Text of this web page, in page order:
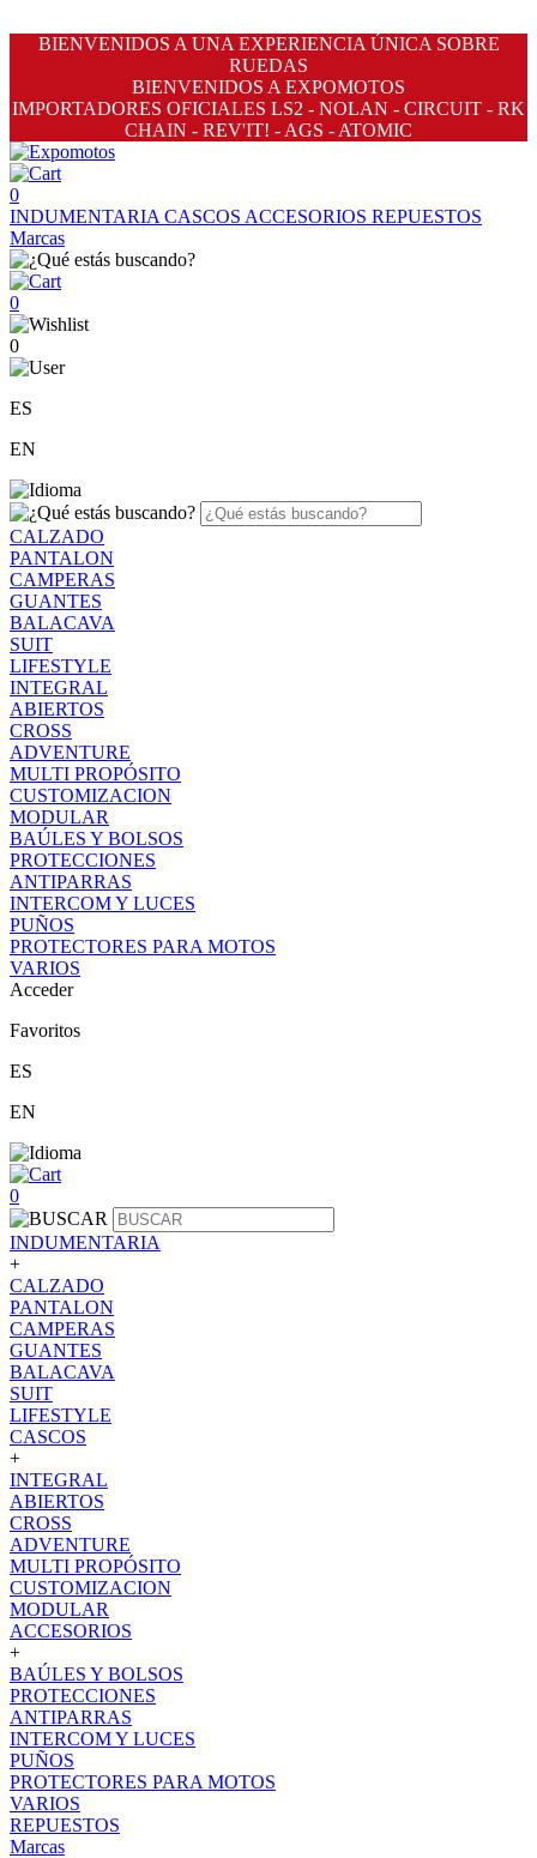
BIENVENIDOS A UNA EXPERIENCIA ÚNICA SOBRE
RUEDAS
BIENVENIDOS A EXPOMOTOS
IMPORTADORES OFICIALES LS2 - NOLAN - CIRCUIT - RK
CHAIN - REV'IT! - AGS - ATOMIC
0
INDUMENTARIA CASCOS ACCESORIOS REPUESTOS
Marcas
0
0
ES
EN
CALZADO
PANTALON
CAMPERAS
GUANTES
BALACAVA
SUIT
LIFESTYLE
INTEGRAL
ABIERTOS
CROSS
ADVENTURE
MULTI PROPÓSITO
CUSTOMIZACION
MODULAR
BAÚLES Y BOLSOS
PROTECCIONES
ANTIPARRAS
INTERCOM Y LUCES
PUÑOS
PROTECTORES PARA MOTOS
VARIOS
Acceder
Favoritos
ES
EN
0
INDUMENTARIA
+
CALZADO
PANTALON
CAMPERAS
GUANTES
BALACAVA
SUIT
LIFESTYLE
CASCOS
+
INTEGRAL
ABIERTOS
CROSS
ADVENTURE
MULTI PROPÓSITO
CUSTOMIZACION
MODULAR
ACCESORIOS
+
BAÚLES Y BOLSOS
PROTECCIONES
ANTIPARRAS
INTERCOM Y LUCES
PUÑOS
PROTECTORES PARA MOTOS
VARIOS
REPUESTOS
Marcas